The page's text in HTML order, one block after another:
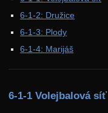
6-1-2: Družice
6-1-3: Plody
6-1-4: Marijáš
6-1-1 Volejbalová síť
36. ročník: 23/24
35. ročník: 22/23
34. ročník: 21/22
32. ročník: 19/20